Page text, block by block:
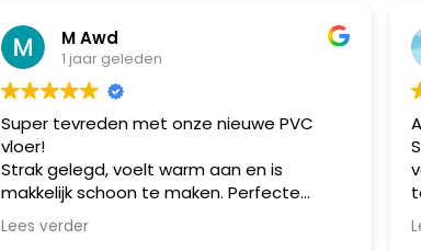
M Awd
1 jaar geleden
Super tevreden met onze nieuwe PVC
vloer!
Strak gelegd, voelt warm aan en is
makkelijk schoon te maken. Perfecte
combinatie van stijl en praktisch gebruik.
Aanrader!
Lees verder